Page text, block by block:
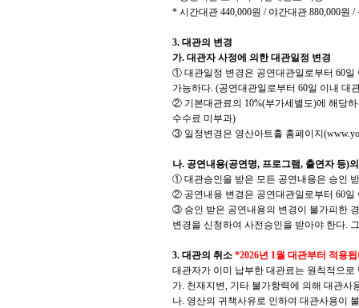
* 시간대관440,000원 / 야간대관880,000원 /
3. 대관의 변경
가. 대관자 사정에 의한 대관일정 변경
① 대관일정 변경은 공연대관일로부터 60일
가능하다. (공연대관일로부터 60일 이내 대
② 기본대관료의 10%(부가세별도)에 해당
수수료 미부과)
③ 일정변경은 영산아트홀 홈페이지
나. 공연내용(공연명, 프로그램, 출연자 등)
① 대관승인을 받은 모든 공연내용은 승인
② 공연내용 변경은 공연대관일로부터 60일
③ 승인 받은 공연내용의 변경이 불가피한
변경을 신청하여 사전승인을 받아야 한다.
3. 대관의 취소 *2026년 1월 대관부터 적용
대관자가 이미 납부한 대관료는 원칙적으로
가. 천재지변, 기타 불가항력에 의해 대관사
나. 영산의 귀책사유로 인하여 대관사용이